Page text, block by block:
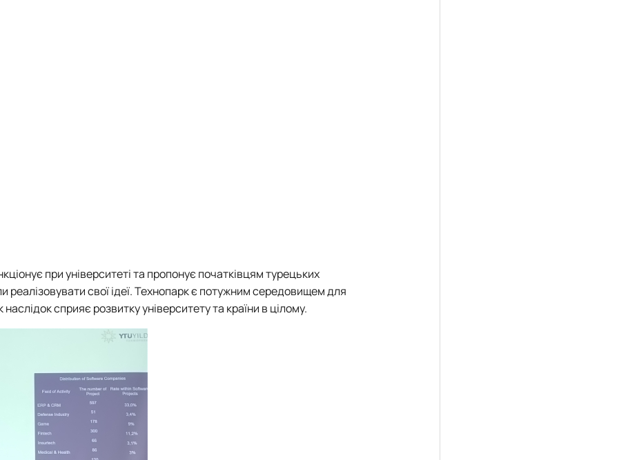
при університеті та пропонує початківцям турецьких
реалізовувати свої ідеї. Технопарк є потужним середовищем для
наслідок сприяє розвитку університету та країни в цілому.